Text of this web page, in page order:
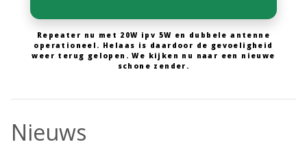
Repeater nu met 20W ipv 5W en dubbele antenne
operationeel. Helaas is daardoor de gevoeligheid
weer terug gelopen. We kijken nu naar een nieuwe
schone zender.
Nieuws